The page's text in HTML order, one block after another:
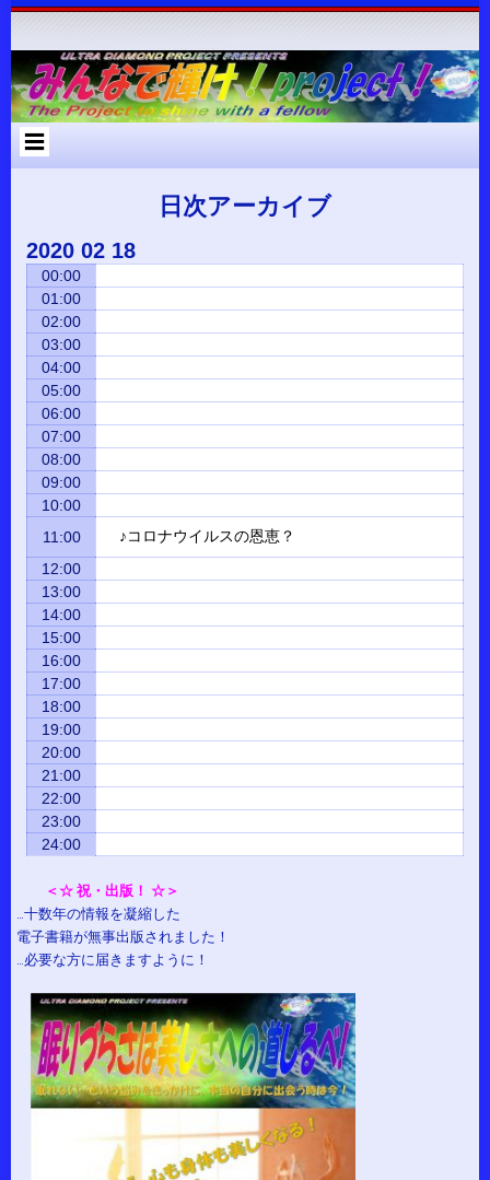
コ
ン
ツ
へ
ス
Skip
POSTS-
2
Skip
COMMENTS-
2
Skip
2
Skip
2
Skip
2
Skip
2
Skip
2
Skip
2
Skip
3
Skip
2
Skip
2
Skip
3
Skip
3
日次アーカイブ
2020 02 18
00:00
01:00
02:00
03:00
04:00
05:00
06:00
07:00
08:00
09:00
10:00
11:00
♪コロナウイルスの恩恵？
12:00
13:00
14:00
15:00
16:00
17:00
18:00
19:00
20:00
21:00
22:00
23:00
24:00
＜☆ 祝・出版！ ☆＞
…十数年の情報を凝縮した
電子書籍が無事出版されました！
…必要な方に届きますように！